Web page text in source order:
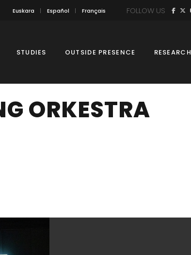
Euskara Español Français FOLLOW US
STUDIES OUTSIDE PRESENCE RESEARCH
ORKESTRA